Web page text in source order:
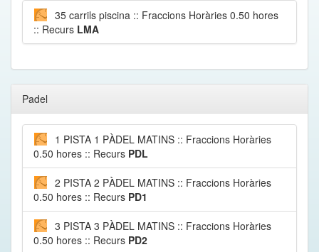
35 carrils piscina :: Fraccions Horàries 0.50 hores
:: Recurs LMA
Padel
1 PISTA 1 PÀDEL MATINS :: Fraccions Horàries
0.50 hores :: Recurs PDL
2 PISTA 2 PÀDEL MATINS :: Fraccions Horàries
0.50 hores :: Recurs PD1
3 PISTA 3 PÀDEL MATINS :: Fraccions Horàries
0.50 hores :: Recurs PD2